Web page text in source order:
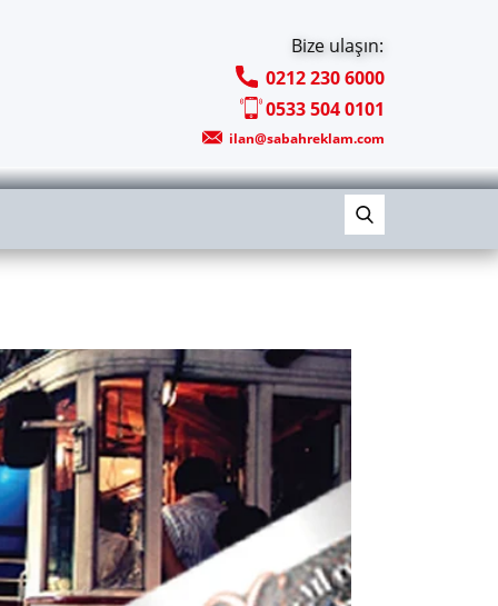
Bize ulaşın:
0212 230 6000
0533 504 0101
ilan@sabahreklam.com